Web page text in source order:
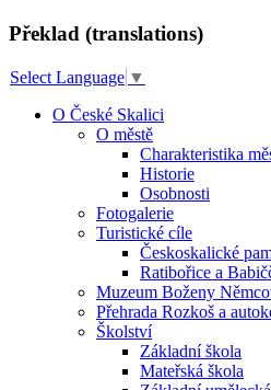
Překlad (translations)
Select Language ▼
O České Skalici
O městě
Charakteristika
Historie
Osobnosti
Fotogalerie
Turistické cíle
Českoskalické
Ratibořice a
Muzeum Boženy
Přehrada Rozkoš a
Školství
Základní škola
Mateřská škola